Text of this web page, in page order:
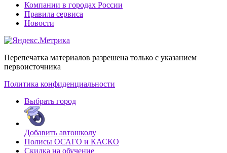
Компании в городах России
Правила сервиса
Новости
Перепечатка материалов разрешена только с указанием
первоисточника
Политика конфиденциальности
Выбрать город
Добавить автошколу
Полисы ОСАГО и КАСКО
Скидка на обучение